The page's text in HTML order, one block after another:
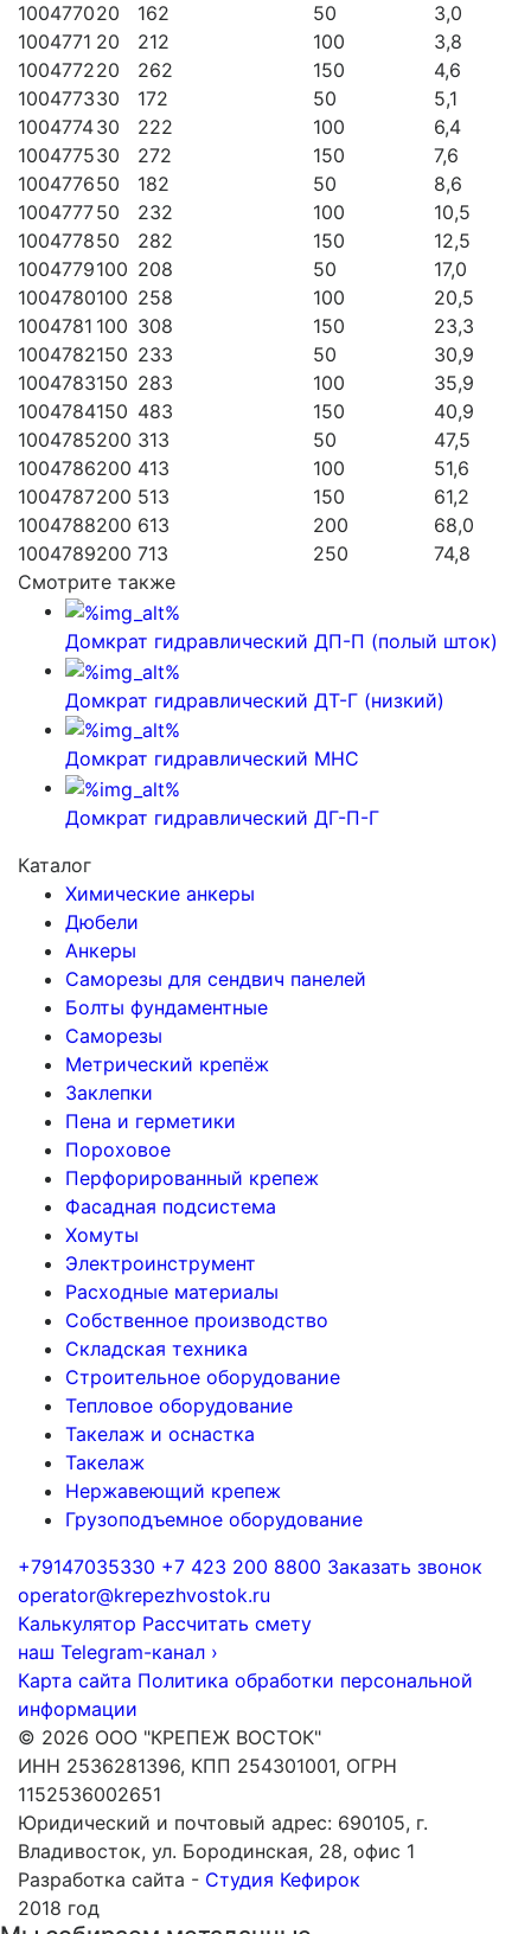
100477020 162 50
3,0
1004771 20 212 100
3,8
100477220 262 150
4,6
100477330 172 50
5,1
100477430 222 100
6,4
100477530 272 150
7,6
100477650 182 50
8,6
100477750 232 100
10,5
100477850 282 150
12,5
1004779100 208 50
17,0
1004780100 258 100
20,5
1004781 100 308 150
23,3
1004782150 233 50
30,9
1004783150 283 100
35,9
1004784150 483 150
40,9
1004785200 313 50
47,5
1004786200 413 100
51,6
1004787200 513 150
61,2
1004788200 613 200
68,0
1004789200 713 250
74,8
Смотрите также
Домкрат гидравлический ДП-П (полый шток)
Домкрат гидравлический ДТ-Г (низкий)
Домкрат гидравлический МНС
Домкрат гидравлический ДГ-П-Г
Каталог
Химические анкеры
Дюбели
Анкеры
Саморезы для сендвич панелей
Болты фундаментные
Саморезы
Метрический крепёж
Заклепки
Пена и герметики
Пороховое
Перфорированный крепеж
Фасадная подсистема
Хомуты
Электроинструмент
Расходные материалы
Собственное производство
Складская техника
Строительное оборудование
Тепловое оборудование
Такелаж и оснастка
Такелаж
Нержавеющий крепеж
Грузоподъемное оборудование
+79147035330 +7 423 200 8800 Заказать звонок
operator@krepezhvostok.ru
Калькулятор Рассчитать смету
наш Telegram-канал ›
Карта сайта Политика обработки персональной
информации
© 2026 ООО "КРЕПЕЖ ВОСТОК"
ИНН 2536281396, КПП 254301001, ОГРН
1152536002651
Юридический и почтовый адрес: 690105, г.
Владивосток, ул. Бородинская, 28, офис 1
Разработка сайта - Студия Кефирок
2018 год